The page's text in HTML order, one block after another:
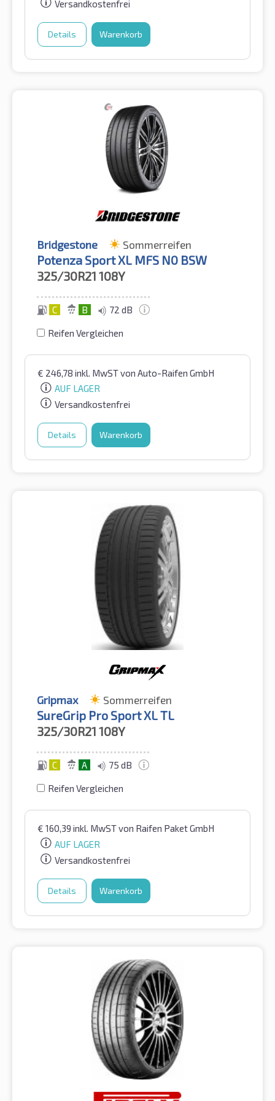
Versandkostenfrei
Details Warenkorb
Bridgestone Sommerreifen
Potenza Sport XL MFS N0 BSW
325/30R21 108Y
C B 72 dB
Reifen Vergleichen
€ 246,78 inkl. MwSTvon Auto-Raifen GmbH
AUF LAGER
Versandkostenfrei
Details Warenkorb
Gripmax Sommerreifen
SureGrip Pro Sport XL TL
325/30R21 108Y
C A 75 dB
Reifen Vergleichen
€ 160,39 inkl. MwSTvon Raifen Paket GmbH
AUF LAGER
Versandkostenfrei
Details Warenkorb